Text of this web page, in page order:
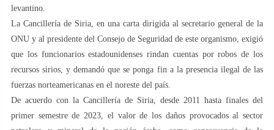
levantino.
La Cancillería de Siria, en una carta dirigida al secretario general de la
ONU y al presidente del Consejo de Seguridad de este organismo, exigió
que los funcionarios estadounidenses rindan cuentas por robos de los
recursos sirios, y demandó que se ponga fin a la presencia ilegal de las
fuerzas norteamericanas en el noreste del país.
De acuerdo con la Cancillería de Siria, desde 2011 hasta finales del
primer semestre de 2023, el valor de los daños provocados al sector